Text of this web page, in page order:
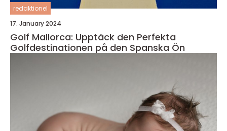
redaktionel
17. January 2024
Golf Mallorca: Upptäck den Perfekta
Golfdestinationen på den Spanska Ön